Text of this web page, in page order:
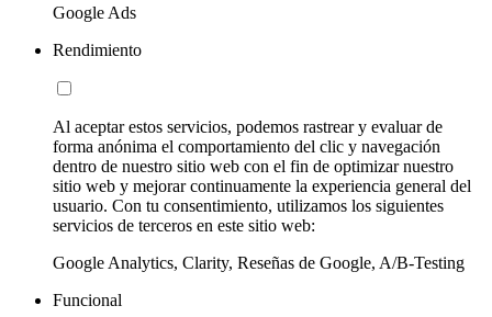
Google Ads
Rendimiento
Al aceptar estos servicios, podemos rastrear y evaluar de
forma anónima el comportamiento del clic y navegación
dentro de nuestro sitio web con el fin de optimizar nuestro
sitio web y mejorar continuamente la experiencia general del
usuario. Con tu consentimiento, utilizamos los siguientes
servicios de terceros en este sitio web:
Google Analytics, Clarity, Reseñas de Google, A/B-Testing
Funcional